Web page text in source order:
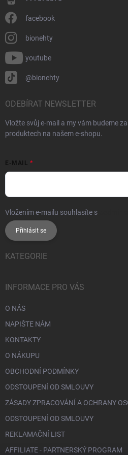
facebook
bionehty
youtube
@bionehty
ODEBÍRAT NEWSLETTER
Vložte svůj e-mail a my vám budeme
produktech na našem e-shopu.
E-MAIL
Vložením e-mailu souhlasíte s
Přihlásit se
KATEGORIE
INFORMACE PRO VÁS
O NÁS
NAPIŠTE NÁM
KONTAKTY
O NÁKUPU
OBCHODNÍ PODMÍNKY
ODSTOUPENÍ OD SMLOUVY
ZÁSADY ZPRACOVÁNÍ A OCHRANY
ODSTOUPENÍ OD SMLOUVY
REKLAMAČNÍ LIST
AFFILIATE - PARTNERSKÝ PROGRAM